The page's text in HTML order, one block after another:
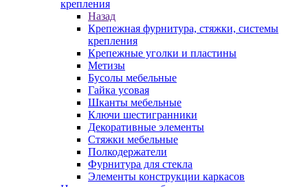
крепления
Назад
Крепежная фурнитура, стяжки, системы
крепления
Крепежные уголки и пластины
Метизы
Бусолы мебельные
Гайка усовая
Шканты мебельные
Ключи шестигранники
Декоративные элементы
Стяжки мебельные
Полкодержатели
Фурнитура для стекла
Элементы конструкции каркасов